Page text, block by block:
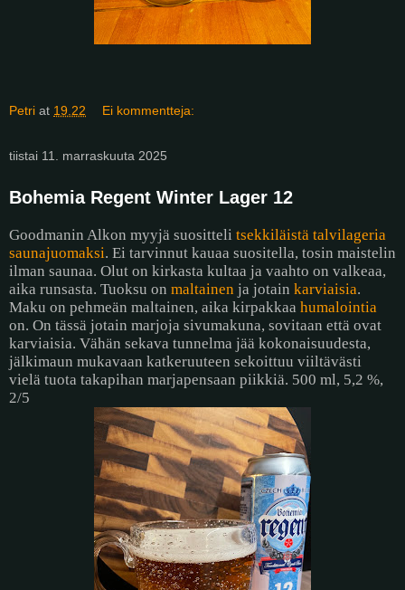
Petri at 19.22 Ei kommentteja:
tiistai 11. marraskuuta 2025
Bohemia Regent Winter Lager 12
Goodmanin Alkon myyjä suositteli tsekkiläistä talvilageria
saunajuomaksi. Ei tarvinnut kauaa suositella, tosin maistelin
ilman saunaa. Olut on kirkasta kultaa ja vaahto on valkeaa,
aika runsasta. Tuoksu on maltainen ja jotain karviaisia.
Maku on pehmeän maltainen, aika kirpakkaa humalointia
on. On tässä jotain marjoja sivumakuna, sovitaan että ovat
karviaisia. Vähän sekava tunnelma jää kokonaisuudesta,
jälkimaun mukavaan katkeruuteen sekoittuu viiltävästi
vielä tuota takapihan marjapensaan piikkiä. 500 ml, 5,2 %,
2/5